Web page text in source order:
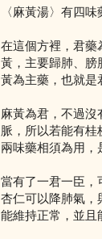
〈麻黃湯〉有四
在這個方裡，君藥
黃，主要歸肺、膀
黃為主藥，也就是
麻黃為君，不過
脈，所以若能有
兩味藥相須為用，
當有了一君一臣，
杏仁可以降肺氣，
能維持正常，並且